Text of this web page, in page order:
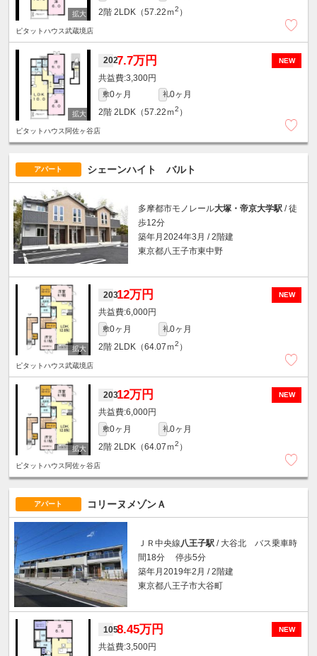
2階 2LDK（57.22ｍ2 ）
ピタットハウス武蔵境店
NEW
2027.7万円
3,300円
敷0ヶ月 礼0ヶ月
2階 2LDK（57.22ｍ2 ）
ピタットハウス阿佐ヶ谷店
アパート シェーンハイト バルト
多摩都市モノレール大塚・帝京大学駅 / 徒
歩12分
築年月2024年3月 / 2階建
東京都八王子市東中野
NEW
20312万円
6,000円
敷0ヶ月 礼0ヶ月
2階 2LDK（64.07ｍ2 ）
ピタットハウス武蔵境店
NEW
20312万円
6,000円
敷0ヶ月 礼0ヶ月
2階 2LDK（64.07ｍ2 ）
ピタットハウス阿佐ヶ谷店
アパート コリーヌメゾンＡ
ＪＲ中央線八王子駅 / 大谷北 バス乗車時
間18分 停歩5分
築年月2019年2月 / 2階建
東京都八王子市大谷町
NEW
1058.45万円
3,500円